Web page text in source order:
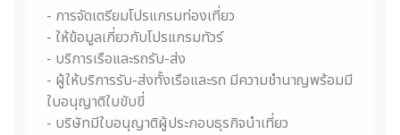
- การจัดเตรียมโปรแกรมท่องเที่ยว
- ให้ข้อมูลเกี่ยวกับโปรแกรมทัวร์
- บริการเรือและรถรับ-ส่ง
- ผู้ให้บริการรับ-ส่งทั้งเรือและรถ มีความชำนาญพร้อมมี
ใบอนุญาติใบขับขี่
- บริษัทมีใบอนุญาติผู้ประกอบธุรกิจนำเที่ยว